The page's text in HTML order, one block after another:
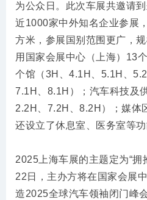
为公众日。此次车展共邀请
近1000家中外知名企业参展
方米，参展国别范围更广，
用国家会展中心（上海）13
个馆（3H、4.1H、5.1H、
7.1H、8.1H）；汽车科技及
2.2H、7.2H、8.2H）；媒体
还设立了休息室、医务室等功
2025上海车展的主题定为“拥
22日，主办方将在国家会展
造2025全球汽车领袖闭门峰